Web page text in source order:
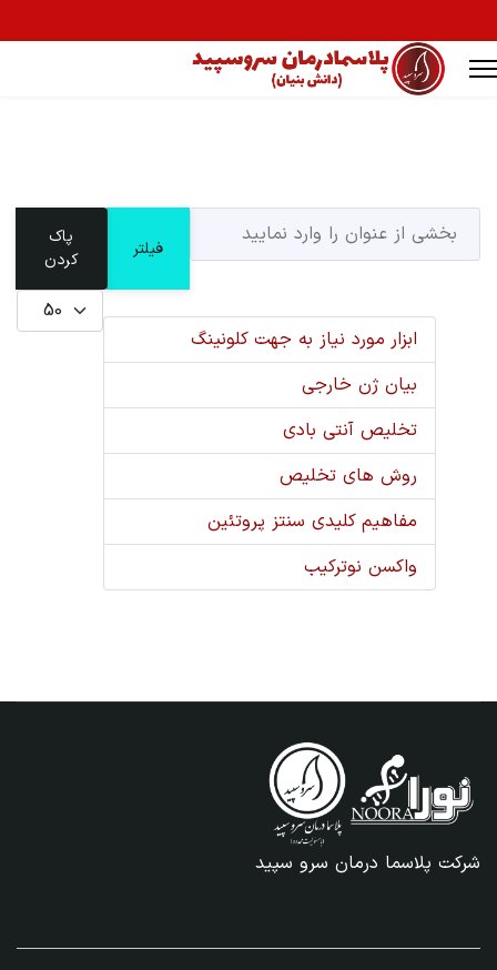
بخشی از عنوان را وارد نمایید
فیلتر
پاک
کردن
نمایش #
ابزار مورد نیاز به جهت کلونینگ
بیان ژن خارجی
تخلیص آنتی بادی
روش های تخلیص
مفاهیم کلیدی سنتز پروتئین
واکسن نوترکیب
شرکت پلاسما درمان سرو سپید